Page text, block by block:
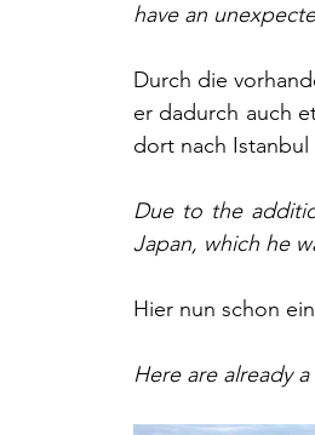
have an
Durch die
er dadurch auch
dort nach Istanbul
Due to the
Japan, which he
Hier nun schon
Here are already